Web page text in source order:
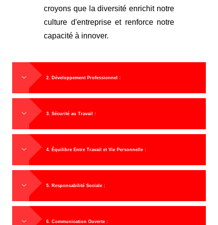
croyons que la diversité enrichit notre
culture d'entreprise et renforce notre
capacité à innover.
2. Développement Professionnel :
3. Sécurité au Travail :
4. Équilibre Entre Travail et Vie Personnelle :
5. Responsabilité Sociale :
6. Communication Ouverte :